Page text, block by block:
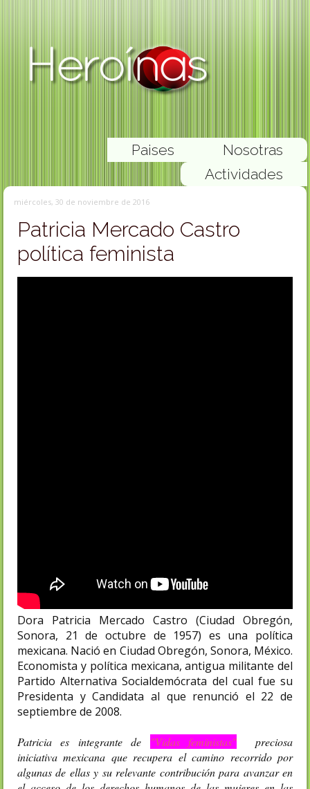
Nosotras
Paises
Actividades
miércoles, 30 de noviembre de 2016
Patricia Mercado Castro
política feminista
Dora Patricia Mercado Castro (Ciudad Obregón,
Sonora, 21 de octubre de 1957) es una política
mexicana. Nació en Ciudad Obregón, Sonora, México.
Economista y política mexicana, antigua militante del
Partido Alternativa Socialdemócrata del cual fue su
Presidenta y Candidata al que renunció el 22 de
septiembre de 2008.
Patricia es integrante de "Vidas feministas"
preciosa
iniciativa mexicana que recupera el camino recorrido por
algunas de ellas y su relevante contribución para avanzar en